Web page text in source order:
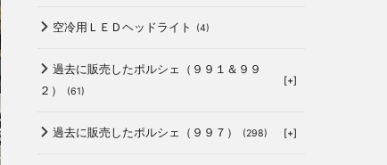
空冷用ＬＥＤヘッドライト (4)
過去に販売したポルシェ（９９１＆９９
２）
(61)
[+]
過去に販売したポルシェ（９９７） (298) [+]